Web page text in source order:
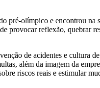
pré-olímpico e encontrou na
provocar reflexão, quebrar
de acidentes e cultura de
além da imagem da
riscos reais e estimular